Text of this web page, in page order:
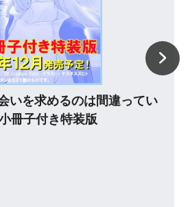
ジョンに出会いを求めるのは
だろうか22